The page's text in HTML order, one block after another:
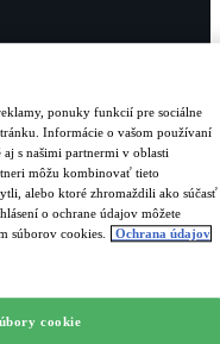
ponuky funkcií pre sociálne
Informácie o vašom používaní
s našimi partnermi v oblasti
môžu kombinovať tieto
alebo ktoré zhromaždili ako súčasť
o ochrane údajov môžete
súborov cookies.
Ochrana údajov
cookie